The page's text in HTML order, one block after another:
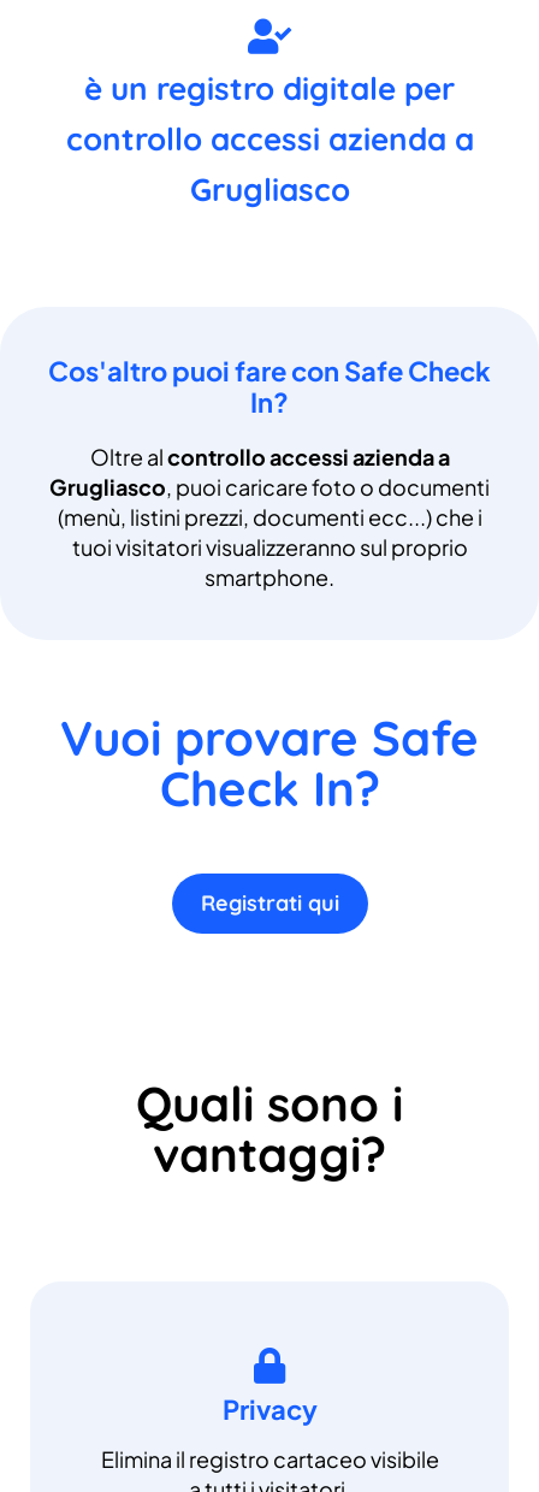
è un registro digitale per
controllo accessi azienda a
Grugliasco
Cos'altro puoi fare con Safe Check
In?
Oltre alcontrollo accessi azienda a
Grugliasco, puoi caricare foto o documenti
(menù, listini prezzi, documenti ecc...) che i
tuoi visitatori visualizzeranno sul proprio
smartphone.
Vuoi provare Safe
Check In?
Registrati qui
Quali sono i
vantaggi?
Privacy
Elimina il registro cartaceo visibile